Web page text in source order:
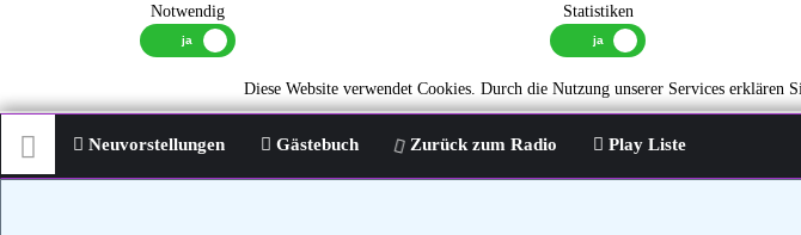
Notwendig Statistiken
Diese Website verwendet Cookies. Durch die Nutzung unserer Services erklären
Neuvorstellungen Gästebuch Zurück zum Radio Play Liste